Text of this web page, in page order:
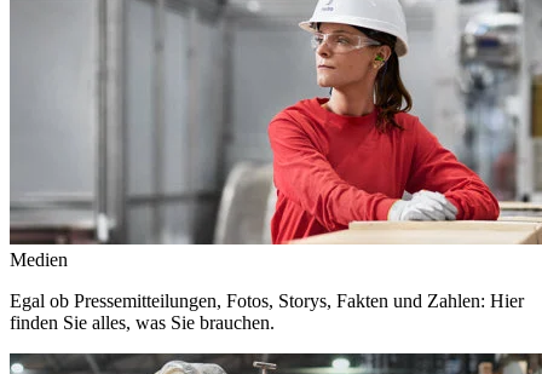
Medien
Egal ob Pressemitteilungen, Fotos, Storys, Fakten und Zahlen: Hier
finden Sie alles, was Sie brauchen.